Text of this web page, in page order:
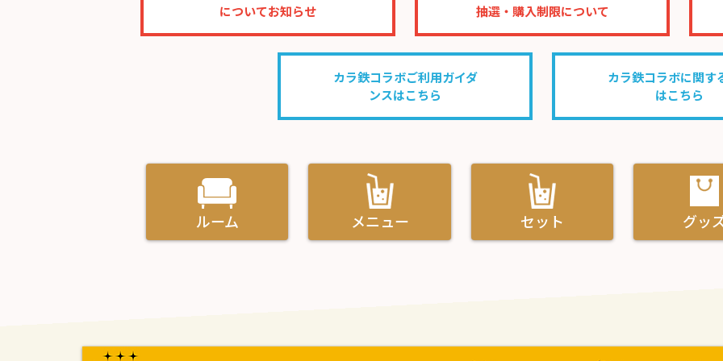
についてお知らせ
抽選・購入制限について
カラ鉄コラボご利用ガイダ
ンスはこちら
カラ鉄コラボに関す
はこちら
ルーム メニュー セット グッ